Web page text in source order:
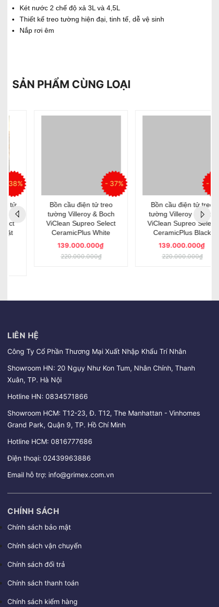
Két nước 2 chế độ xả 3L và 4,5L
Thiết kế treo tường hiện đại, tinh tế, dễ vệ sinh
Nắp rơi êm
SẢN PHẨM CÙNG LOẠI
- 37%
Bồn cầu điện tử treo
tường Villeroy & Boch
ViClean Supreo Select
CeramicPlus White
139.000.000₫
220.000.000₫
- 37%
Bồn cầu điện tử treo
tường Villeroy & Boch
ViClean Supreo Select
CeramicPlus Black
139.000.000₫
220.000.000₫
LIÊN HỆ
Công Ty Cổ Phần Thương Mại Xuất Nhập Khẩu Trí Nhân
Showroom HN: 20 Ngụy Như Kon Tum, Nhân Chính, Thanh
Xuân, TP. Hà Nội
Hotline HN: 0834571866
Showroom HCM: T12-23, Đ. T12, The Manhattan - Vinhomes
Grand Park, Quận 9, TP. Hồ Chí Minh
Hotline HCM: 0816777686
Điện thoại: 02439963886
Email hỗ trợ: info@grimex.com.vn
CHÍNH SÁCH
Chính sách bảo mật
Chính sách vận chuyển
Chính sách đổi trả
Chính sách thanh toán
Chính sách kiểm hàng